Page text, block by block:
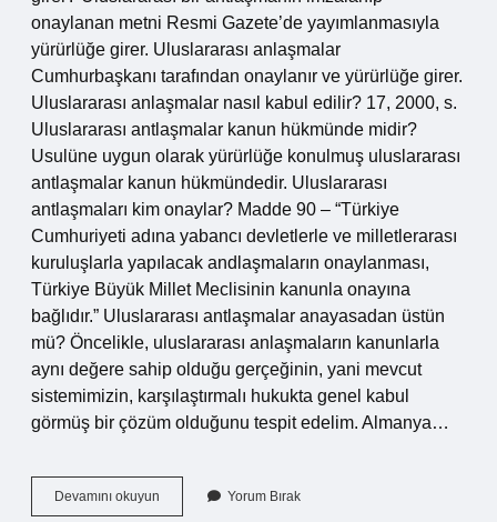
onaylanan metni Resmi Gazete’de yayımlanmasıyla
yürürlüğe girer. Uluslararası anlaşmalar
Cumhurbaşkanı tarafından onaylanır ve yürürlüğe girer.
Uluslararası anlaşmalar nasıl kabul edilir? 17, 2000, s.
Uluslararası antlaşmalar kanun hükmünde midir?
Usulüne uygun olarak yürürlüğe konulmuş uluslararası
antlaşmalar kanun hükmündedir. Uluslararası
antlaşmaları kim onaylar? Madde 90 – “Türkiye
Cumhuriyeti adına yabancı devletlerle ve milletlerarası
kuruluşlarla yapılacak andlaşmaların onaylanması,
Türkiye Büyük Millet Meclisinin kanunla onayına
bağlıdır.” Uluslararası antlaşmalar anayasadan üstün
mü? Öncelikle, uluslararası anlaşmaların kanunlarla
aynı değere sahip olduğu gerçeğinin, yani mevcut
sistemimizin, karşılaştırmalı hukukta genel kabul
görmüş bir çözüm olduğunu tespit edelim. Almanya…
Devamını okuyun Uluslararası
Hukuk
Yorum Bırak